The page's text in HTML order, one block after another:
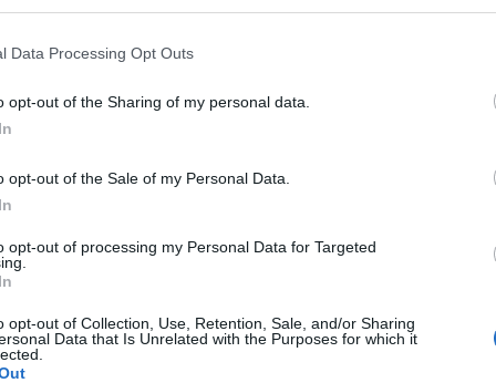
Data Processing Opt Outs
opt-out of the Sharing of my personal data.
opt-out of the Sale of my Personal Data.
opt-out of processing my Personal Data for Targeted
opt-out of Collection, Use, Retention, Sale, and/or Sharing
Data that Is Unrelated with the Purposes for which it
en ventas, marketing y estrategia será
con los fans al deporte en España”, ha
la forma en que los aficionados disfrutan del
clientes en el mercado español, ofreciendo una
2P
Liga F y Primera Rfef; 200 clubes de ligas
Primera FEB.